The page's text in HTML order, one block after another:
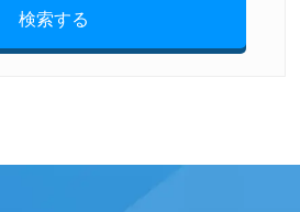
検索する